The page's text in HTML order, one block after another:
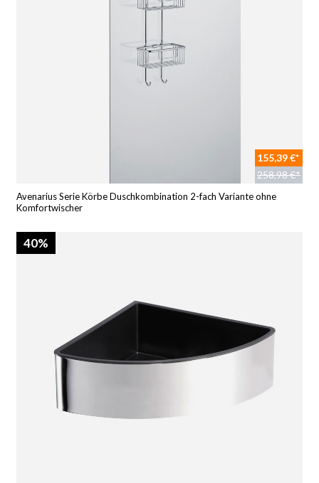
155,39 €*
258,98 €*
Avenarius Serie Körbe Duschkombination 2-fach Variante ohne
Komfortwischer
40%